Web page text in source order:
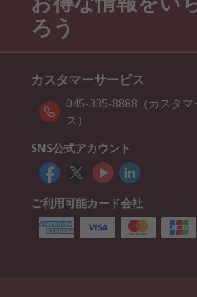
ろう
カスタマーサービス
045-335-8888（カスタマ
ス）
SNS公式アカウント
ご利用可能カード会社